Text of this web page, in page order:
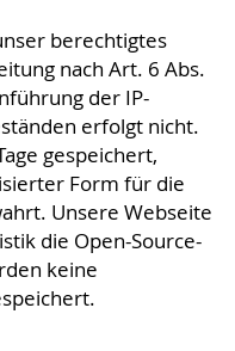
berechtigtes
nach Art. 6 Abs.
der IP-
erfolgt nicht.
gespeichert,
Form für die
Unsere Webseite
die Open-Source-
keine